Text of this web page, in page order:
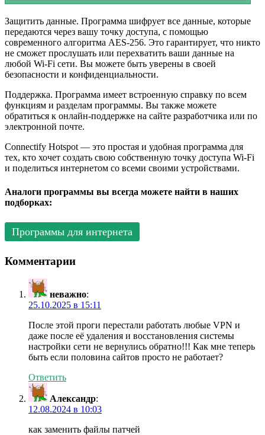
Защитить данные. Программа шифрует все данные, которые
передаются через вашу точку доступа, с помощью
современного алгоритма AES-256. Это гарантирует, что никто
не сможет прослушать или перехватить ваши данные на
любой Wi-Fi сети. Вы можете быть уверены в своей
безопасности и конфиденциальности.
Поддержка. Программа имеет встроенную справку по всем
функциям и разделам программы. Вы также можете
обратиться к онлайн-поддержке на сайте разработчика или по
электронной почте.
Connectify Hotspot — это простая и удобная программа для
тех, кто хочет создать свою собственную точку доступа Wi-Fi
и поделиться интернетом со всеми своими устройствами.
Аналоги программы вы всегда можете найти в наших
подборках:
Программы для интернета
Комментарии
неважно:
25.10.2025 в 15:11
После этой проги перестали работать любые VPN и
даже после её удаления и восстановления системы
настройки сети не вернулись обратно!!! Как мне теперь
быть если половина сайтов просто не работает?
Ответить
Александр:
12.08.2024 в 10:03
как заменить файлы патчей